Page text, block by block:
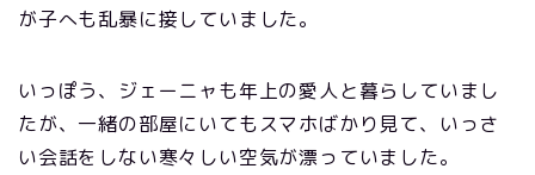
が子へも乱暴に接していました。
いっぽう、ジェーニャも年上の愛人と暮らしていまし
たが、一緒の部屋にいてもスマホばかり見て、いっさ
い会話をしない寒々しい空気が漂っていました。